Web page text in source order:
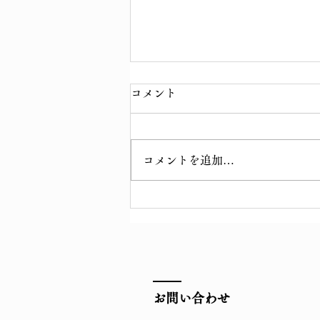
令和七年 観音祭
コメント
コメントを追加…
お問い合わせ